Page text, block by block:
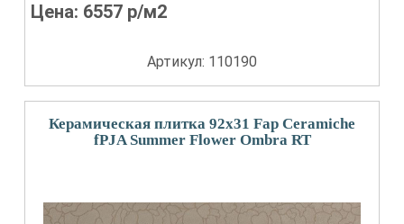
Цена: 6557 р/м2
Артикул: 110190
Керамическая плитка 92x31 Fap Ceramiche
fPJA Summer Flower Ombra RT